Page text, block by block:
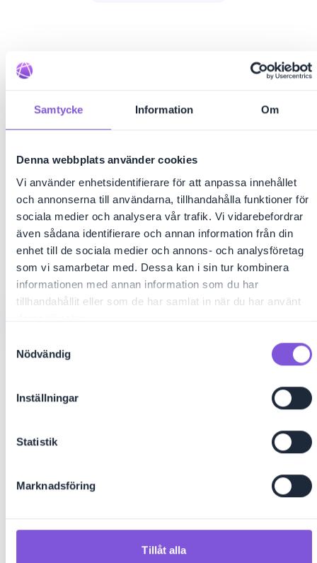
Samtycke Information Om
Denna webbplats använder cookies
Vi använder enhetsidentifierare för att anpassa innehållet
och annonserna till användarna, tillhandahålla funktioner för
sociala medier och analysera vår trafik. Vi vidarebefordrar
även sådana identifierare och annan information från din
enhet till de sociala medier och annons- och analysföretag
som vi samarbetar med. Dessa kan i sin tur kombinera
informationen med annan information som du har
tillhandahållit eller som de har samlat in när du har använt
Nödvändig
Inställningar
Statistik
Marknadsföring
Tillåt alla
Vi bygger framtidens
upphandling och avtal
Ett system för upphandling och avtal –
utöver det vanliga. Med modern teknik och
användarvänlighet i fokus hjälper vi offentlig
sektor och näringslivet till bättre affärer.